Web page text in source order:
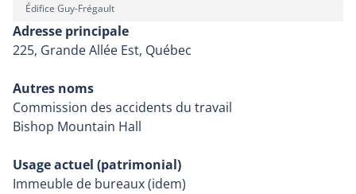
Édifice Guy-Frégault
Adresse principale
225, Grande Allée Est, Québec
Autres noms
Commission des accidents du travail
Bishop Mountain Hall
Usageactuel (patrimonial)
Immeuble de bureaux (idem)